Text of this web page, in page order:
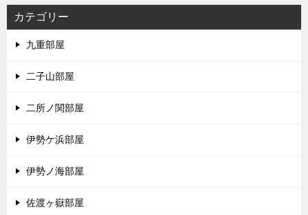
カテゴリー
九重部屋
二子山部屋
二所ノ関部屋
伊勢ケ浜部屋
伊勢ノ海部屋
佐渡ヶ嶽部屋